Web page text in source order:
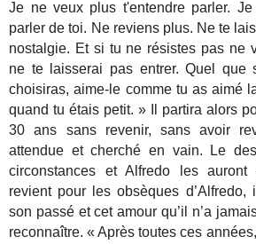
Je ne veux plus t'entendre parler.
parler de toi. Ne reviens plus. Ne te
nostalgie. Et si tu ne résistes pas ne
ne te laisserai pas entrer. Quel que
choisiras, aime-le comme tu as aimé
quand tu étais petit. » Il partira alors
30 ans sans revenir, sans avoir
attendue et cherché en vain. Le
circonstances et Alfredo les
revient pour les obsèques d’Alfredo,
son passé et cet amour qu’il n’a
reconnaître. « Après toutes ces